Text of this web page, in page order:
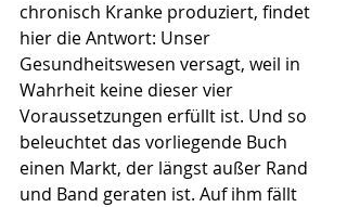
chronisch Kranke produziert, findet
hier die Antwort: Unser
Gesundheitswesen versagt, weil in
Wahrheit keine dieser vier
Voraussetzungen erfüllt ist. Und so
beleuchtet das vorliegende Buch
einen Markt, der längst außer Rand
und Band geraten ist. Auf ihm fällt